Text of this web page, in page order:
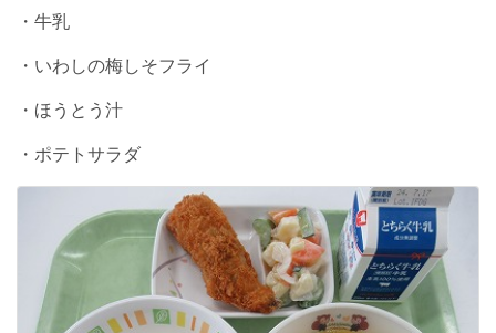
・牛乳
・いわしの梅しそフライ
・ほうとう汁
・ポテトサラダ